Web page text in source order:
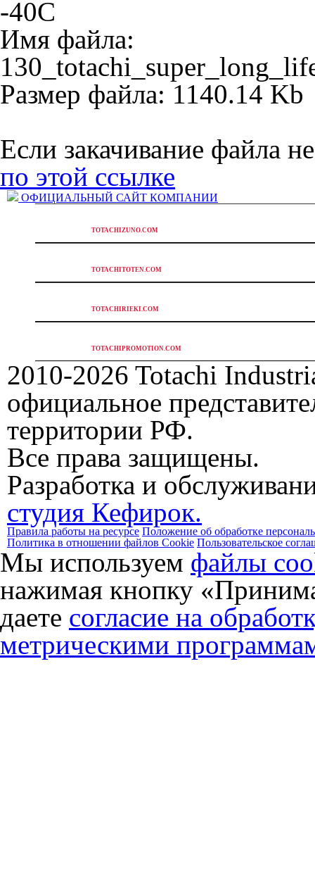
-40C
Имя файла:
Размер файла: 1140.14 Kb
Если закачивание файла
по этой ссылке
ОФИЦИАЛЬНЫЙ САЙТ КОМПАНИИ
TOTACHIZUNO.COM
TOTACHITOTEN.COM
TOTACHIRIEKI.COM
TOTACHIPROMOTION.COM
2010-2026 Totachi
официальное
территории РФ.
Все права защищены.
Разработка и
студия Кефирок.
Правила работы на ресурсе Положение об обработке
Политика в отношении файлов Cookie Пользовательское
Мы используем файлы
нажимая кнопку
даете согласие на
метрическими